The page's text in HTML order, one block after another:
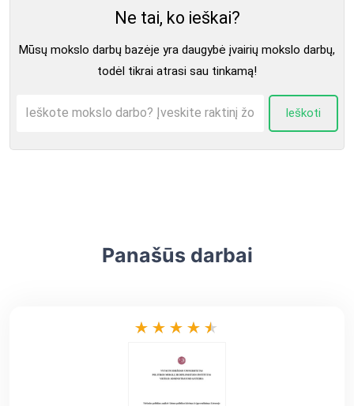
Ne tai, ko ieškai?
Mūsų mokslo darbų bazėje yra daugybė įvairių mokslo darbų,
todėl tikrai atrasi sau tinkamą!
Ieškoti
Panašūs darbai